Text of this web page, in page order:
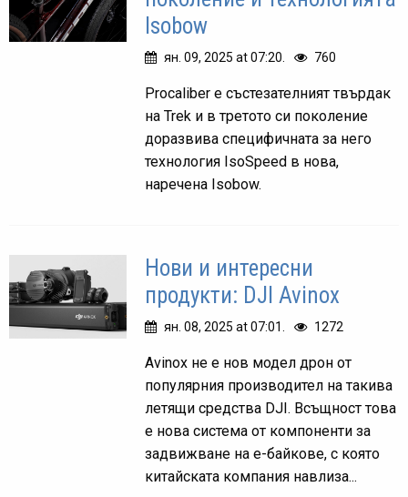
Isobow
ян. 09, 2025 at 07:20. 760
Procaliber е състезателният твърдак
на Trek и в третото си поколение
доразвива специфичната за него
технология IsoSpeed в нова,
наречена Isobow.
Нови и интересни
продукти: DJI Avinox
ян. 08, 2025 at 07:01. 1272
Avinox не е нов модел дрон от
популярния производител на такива
летящи средства DJI. Всъщност това
е нова система от компоненти за
задвижване на е-байкове, с която
китайската компания навлиза...